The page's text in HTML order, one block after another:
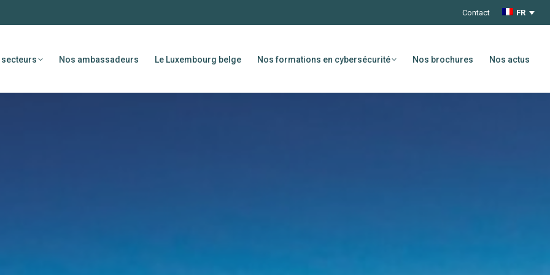
Contact FR
secteurs Nos ambassadeurs Le Luxembourg belge Nos formations en cybersécurité Nos brochures Nos actus